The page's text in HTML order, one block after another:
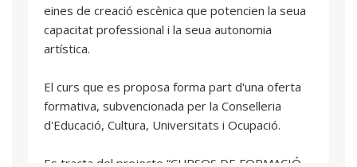
eines de creació escènica que potencien la seua
capacitat professional i la seua autonomia
artística.
El curs que es proposa forma part d'una oferta
formativa, subvencionada per la Conselleria
d'Educació, Cultura, Universitats i Ocupació.
Es tracta del projecte “CURSOS DE FORMACIÓ